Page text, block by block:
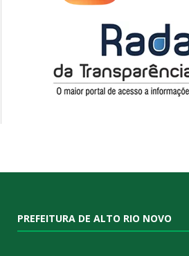
PREFEITURA DE ALTO RIO NOVO